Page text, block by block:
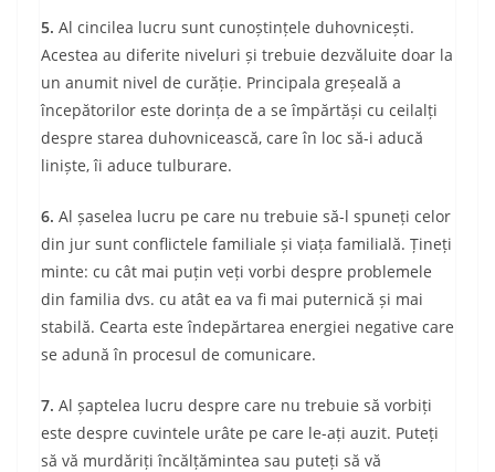
5. Al cincilea lucru sunt cunoștințele duhovnicești.
Acestea au diferite niveluri și trebuie dezvăluite doar la
un anumit nivel de curăție. Principala greșeală a
începătorilor este dorința de a se împărtăși cu ceilalți
despre starea duhovnicească, care în loc să-i aducă
liniște, îi aduce tulburare.
6. Al șaselea lucru pe care nu trebuie să-l spuneți celor
din jur sunt conflictele familiale și viața familială. Țineți
minte: cu cât mai puțin veți vorbi despre problemele
din familia dvs. cu atât ea va fi mai puternică și mai
stabilă. Cearta este îndepărtarea energiei negative care
se adună în procesul de comunicare.
7. Al șaptelea lucru despre care nu trebuie să vorbiți
este despre cuvintele urâte pe care le-ați auzit. Puteți
să vă murdăriți încălțămintea sau puteți să vă